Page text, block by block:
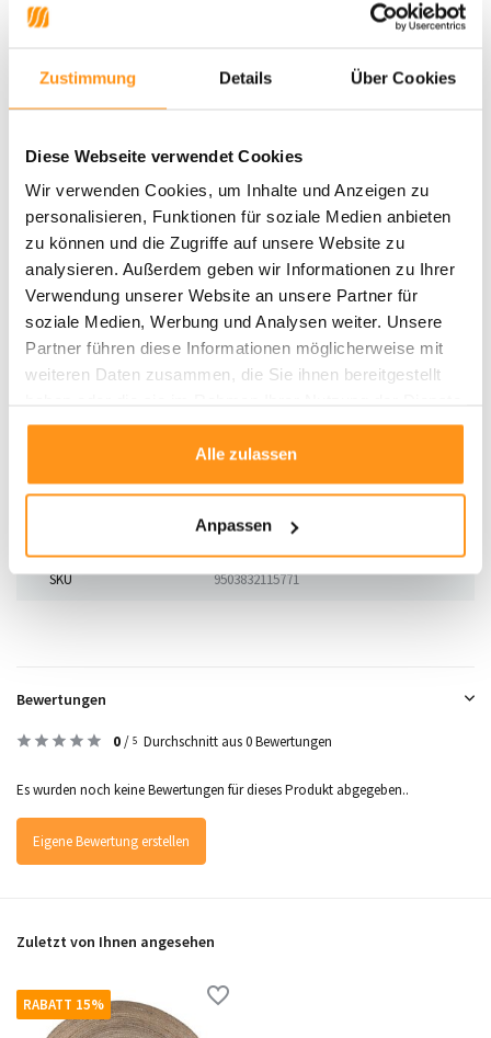
Zustimmung Details Über Cookies
Diese Webseite verwendet Cookies
Wir verwenden Cookies, um Inhalte und Anzeigen zu
personalisieren, Funktionen für soziale Medien anbieten
zu können und die Zugriffe auf unsere Website zu
analysieren. Außerdem geben wir Informationen zu Ihrer
Verwendung unserer Website an unsere Partner für
soziale Medien, Werbung und Analysen weiter. Unsere
Partner führen diese Informationen möglicherweise mit
weiteren Daten zusammen, die Sie ihnen bereitgestellt
gesammelt haben.
Alle zulassen
Anpassen
Pflegehinweise
Regelmäßig mit einem Staubsauger ohne rotierende Bürste reinigen.
Drehen Sie den Teppich regelmäßig, um eine gleichmäßige Abnutzung
zu gewährleisten.
Technische Details
Material:
100% Jute
Durchmesser:133 cm / 180 cm
Handgewebt und beidseitig verwendbar
Natürliche Haltbarkeitund zeitloses Design
Juteteppich Capri
SKU 9503832115771
Bewertungen
0/ 5 Durchschnitt aus 0 Bewertungen
Es wurden noch keine Bewertungen für dieses Produkt abgegeben..
Eigene Bewertung erstellen
Zuletzt von Ihnen angesehen
RABATT 15%